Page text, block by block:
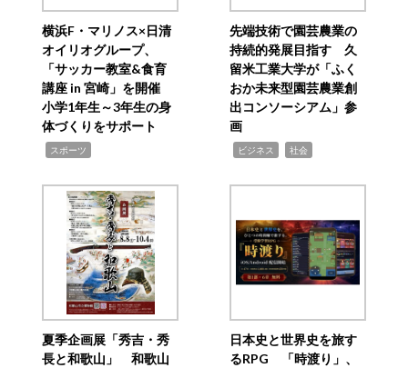
横浜F・マリノス×日清
オイリオグループ、
「サッカー教室&食育
講座 in 宮崎」を開催
小学1年生～3年生の身
体づくりをサポート
スポーツ
先端技術で園芸農業の
持続的発展目指す 久
留米工業大学が「ふく
おか未来型園芸農業創
出コンソーシアム」参
画
ビジネス 社会
夏季企画展「秀吉・秀
長と和歌山」 和歌山
日本史と世界史を旅す
るRPG 「時渡り」、